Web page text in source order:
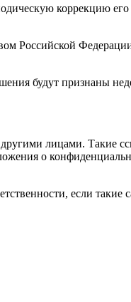
коррекцию
Российской
будут признаны
лицами. Такие
о
если такие